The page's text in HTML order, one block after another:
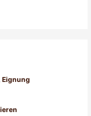
Eignung